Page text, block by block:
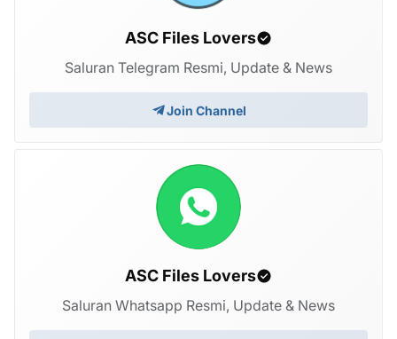
ASC Files Lovers
Saluran Telegram Resmi, Update & News
Join Channel
ASC Files Lovers
Saluran Whatsapp Resmi, Update & News